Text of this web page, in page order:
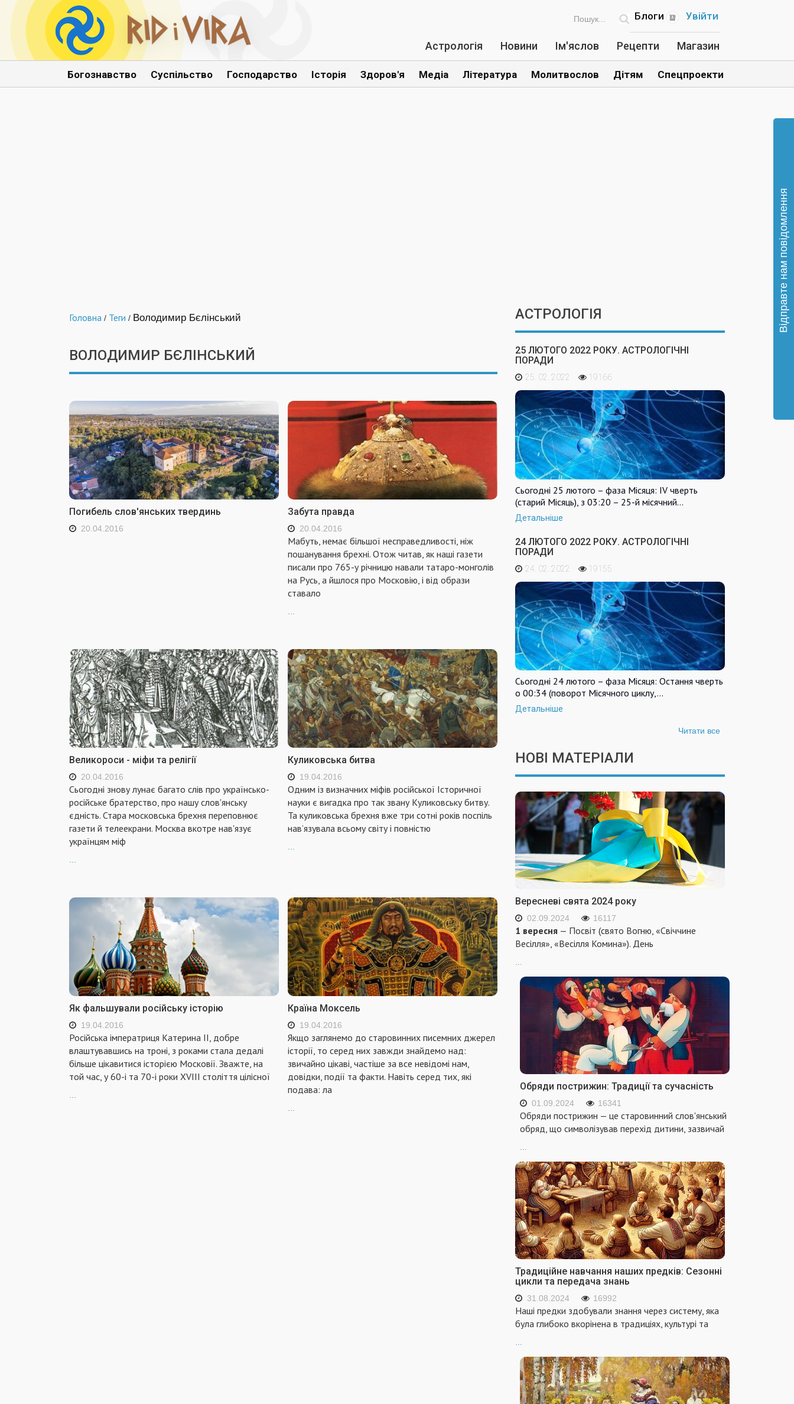
Увійти
Блоги
Астрологія Новини Ім'яслов Рецепти Магазин
Богознавство Суспільство Господарство Історія Здоров'я Медіа Література Молитвослов Дітям Спецпроекти
Головна / Теги / Володимир Бєлінський
ВОЛОДИМИР БЄЛІНСЬКИЙ
Погибель слов'янських твердинь
20.04.2016
Забута правда
20.04.2016
Мабуть, немає більшої несправедливості, ніж
пошанування брехні. Отож читав, як наші газети
писали про 765-у річницю навали татаро-монголів
на Русь, а йшлося про Московію, і від образи
ставало
Великороси - міфи та релігії
20.04.2016
Сьогодні знову лунає багато слів про українсько-
російське братерство, про нашу слов'янську
єдність. Стара московська брехня переповнює
газети й телеекрани. Москва вкотре нав'язує
українцям міф
Куликовська битва
19.04.2016
Одним із визначних міфів російської Історичної
науки є вигадка про так звану Куликовську битву.
Та куликовська брехня вже три сотні років поспіль
нав’язувала всьому світу і повністю
Як фальшували російську історію
19.04.2016
Російська імператриця Катерина II, добре
влаштувавшись на троні, з роками стала дедалі
більше цікавитися історією Московії. Зважте, на
той час, у 60-і та 70-і роки XVIII століття цілісної
Країна Моксель
19.04.2016
Якщо заглянемо до старовинних писемних джерел
історії, то серед них завжди знайдемо над:
звичайно цікаві, частіше за все невідомі нам,
довідки, події та факти. Навіть серед тих, які
подава: ла
АСТРОЛОГІЯ
25 ЛЮТОГО 2022 РОКУ. АСТРОЛОГІЧНІ
ПОРАДИ
25. 02. 2022 19166
Сьогодні 25 лютого – фаза Місяця: IV чверть
(старий Місяць), з 03:20 – 25-й місячний…
Детальніше
24 ЛЮТОГО 2022 РОКУ. АСТРОЛОГІЧНІ
ПОРАДИ
24. 02. 2022 19155
Сьогодні 24 лютого – фаза Місяця: Остання чверть
о 00:34 (поворот Місячного циклу,…
Детальніше
Читати все
НОВІ МАТЕРІАЛИ
Вересневі свята 2024 року
02.09.2024 16117
1 вересня — Посвіт (свято Вогню, «Свіччине
Весілля», «Весілля Комина»). День
...
Обряди пострижин: Традиції та сучасність
01.09.2024 16341
Обряди пострижин — це старовинний слов'янський
обряд, що символізував перехід дитини, зазвичай
...
Традиційне навчання наших предків: Сезонні
цикли та передача знань
31.08.2024 16992
Наші предки здобували знання через систему, яка
була глибоко вкорінена в традиціях, культурі та
...
Відправте нам повідомлення